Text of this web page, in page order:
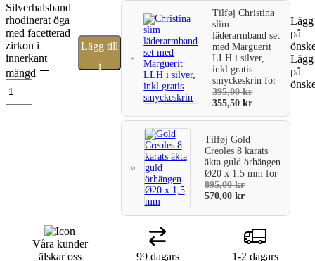
Silverhalsband
rhodinerat öga
med facetterad
zirkon i
innerkant
mängd
Lägg till
i
TilføjChristina
slim
läderarmband set
med Marguerit
LLH i silver,
inkl gratis
smyckeskrinfor
395,00kr
355,50kr
TilføjGold
Creoles 8 karats
äkta guld örhängen
Ø20 x 1,5 mmfor
895,00kr
570,00kr
på
på
Våra kunder
älskar oss
99 dagars
1-2 dagars